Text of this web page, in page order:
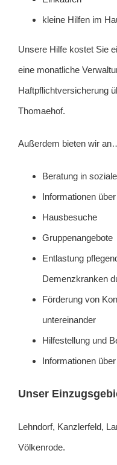
kleine Hilfen im
Unsere Hilfe kostet Sie
eine monatliche
Haftpflichtversicherung
Thomaehof.
Außerdem bieten wir
Beratung in
Informationen
Hausbesuche
Gruppenangebote
Entlastung
Demenzkranken
Förderung von
untereinander
Hilfestellung und
Informationen
Unser
Lehndorf, Kanzlerfeld,
Völkenrode.